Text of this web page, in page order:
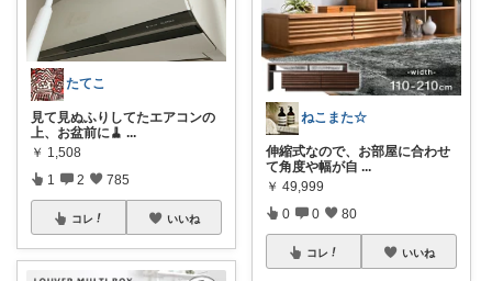
たてこ
見て見ぬふりしてたエアコンの
上、お盆前に🧹 ...
￥ 1,508
1 2 785
コレ いいね
ねこまた☆
伸縮式なので、お部屋に合わせ
て角度や幅が自 ...
￥ 49,999
0 0 80
コレ いいね